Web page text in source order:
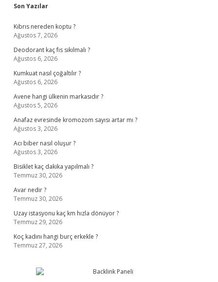
Sidebar
Son Yazılar
Kıbrıs nereden koptu ?
Ağustos 7, 2026
Deodorant kaç fıs sıkılmalı ?
Ağustos 6, 2026
Kumkuat nasıl çoğaltılır ?
Ağustos 6, 2026
Avene hangi ülkenin markasıdır ?
Ağustos 5, 2026
Anafaz evresinde kromozom sayısı artar mı ?
Ağustos 3, 2026
Acı biber nasıl oluşur ?
Ağustos 3, 2026
Bisiklet kaç dakika yapılmalı ?
Temmuz 30, 2026
Avar nedir ?
Temmuz 30, 2026
Uzay istasyonu kaç km hızla dönüyor ?
Temmuz 29, 2026
Koç kadını hangi burç erkekle ?
Temmuz 27, 2026